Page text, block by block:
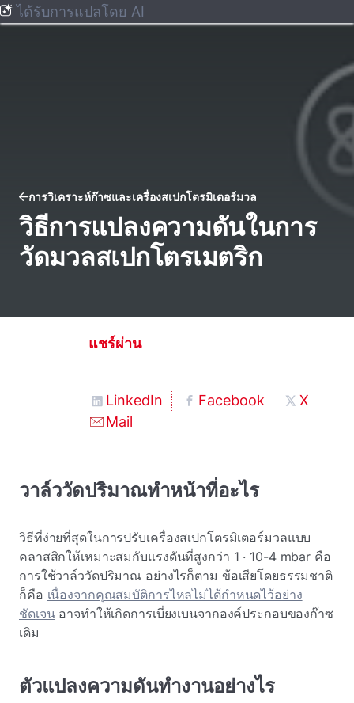
ได้รับการแปลโดย AI
การวิเคราะห์ก๊าซและเครื่องสเปกโตรมิเตอร์มวล
วิธีการแปลงความดันในการ
วัดมวลสเปกโตรเมตริก
แชร์ผ่าน
LinkedIn Facebook
X
Mail
วาล์ววัดปริมาณทําหน้าที่อะไร
วิธีที่ง่ายที่สุดในการปรับเครื่องสเปกโตรมิเตอร์มวลแบบ
คลาสสิกให้เหมาะสมกับแรงดันที่สูงกว่า 1 · 10-4 mbar คือ
การใช้วาล์ววัดปริมาณ อย่างไรก็ตาม ข้อเสียโดยธรรมชาติ
ก็คือ เนื่องจากคุณสมบัติการไหลไม่ได้กําหนดไว้อย่าง
ชัดเจนอาจทําให้เกิดการเบี่ยงเบนจากองค์ประกอบของก๊าซ
เดิม
ตัวแปลงความดันทํางานอย่างไร